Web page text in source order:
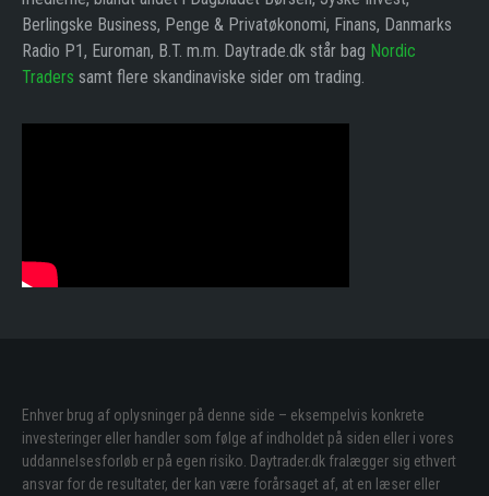
Berlingske Business, Penge & Privatøkonomi, Finans, Danmarks
Radio P1, Euroman, B.T. m.m. Daytrade.dk står bag Nordic
Traders samt flere skandinaviske sider om trading.
Enhver brug af oplysninger på denne side – eksempelvis konkrete
investeringer eller handler som følge af indholdet på siden eller i vores
uddannelsesforløb er på egen risiko. Daytrader.dk fralægger sig ethvert
ansvar for de resultater, der kan være forårsaget af, at en læser eller